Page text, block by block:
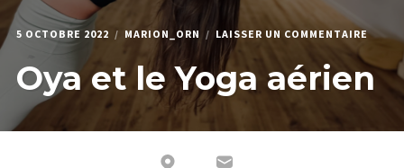
5 OCTOBRE 2022 MARION_ORN LAISSER UN COMMENTAIRE
Oya et le Yoga aérien